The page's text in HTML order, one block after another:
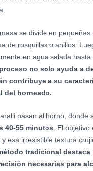
se divide en pequeñas
de rosquillas o anillos.
en agua salada hasta
proceso no solo ayuda a
contribuye a su
del horneado.
pasan al horno, donde
40-55 minutos . El
esa irresistible textura
tradicional destaca
necesarias para